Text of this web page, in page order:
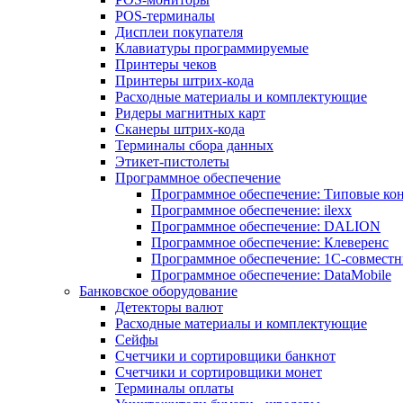
POS-терминалы
Дисплеи покупателя
Клавиатуры программируемые
Принтеры чеков
Принтеры штрих-кода
Расходные материалы и комплектующие
Ридеры магнитных карт
Сканеры штрих-кода
Терминалы сбора данных
Этикет-пистолеты
Программное обеспечение
Программное обеспечение: Типовые
Программное обеспечение: ilexx
Программное обеспечение: DALION
Программное обеспечение: Клеверенс
Программное обеспечение: 1С-
Программное обеспечение: DataMobile
Банковское оборудование
Детекторы валют
Расходные материалы и комплектующие
Сейфы
Счетчики и сортировщики банкнот
Счетчики и сортировщики монет
Терминалы оплаты